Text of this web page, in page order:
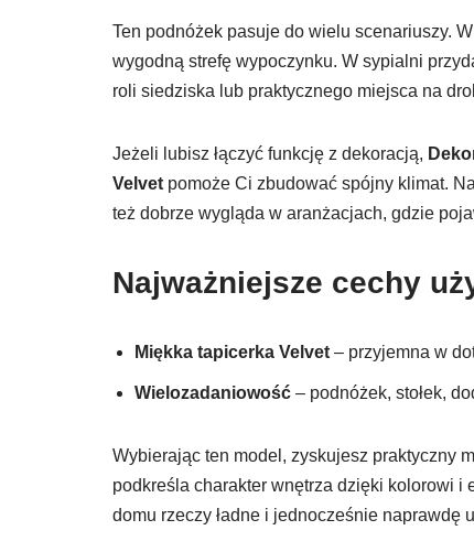
Ten podnóżek pasuje do wielu scenariuszy.
wygodną strefę wypoczynku. W sypialni
roli siedziska lub praktycznego miejsca na
Jeżeli lubisz łączyć funkcję z dekoracją,
Velvet pomoże Ci zbudować spójny klimat.
też dobrze wygląda w aranżacjach, gdzie
Najważniejsze cechy
Miękka tapicerka Velvet – przyjemna w
Wielozadaniowość – podnóżek, stołek,
Wybierając ten model, zyskujesz praktyczny
podkreśla charakter wnętrza dzięki kolorowi i
domu rzeczy ładne i jednocześnie naprawdę